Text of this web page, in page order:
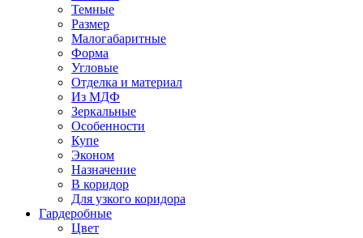
Темные
Размер
Малогабаритные
Форма
Угловые
Отделка и материал
Из МДФ
Зеркальные
Особенности
Купе
Эконом
Назначение
В коридор
Для узкого коридора
Гардеробные
Цвет